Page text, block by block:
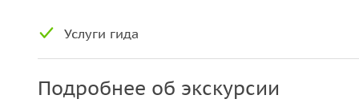
Услуги гида
Подробнее об экскурсии